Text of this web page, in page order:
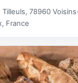
Tilleuls, 78960
France